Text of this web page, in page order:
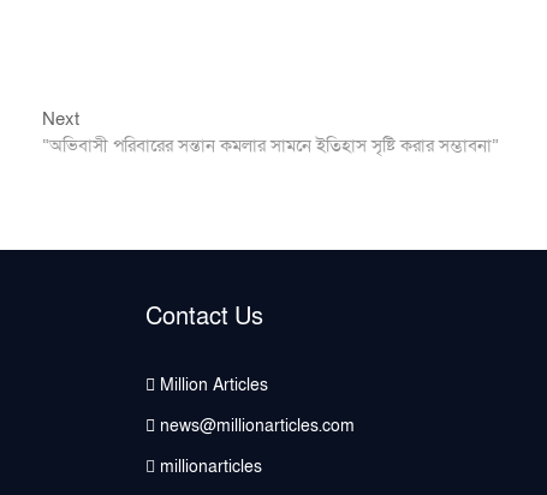
NextNext
post:
“অভিবাসী পরিবারের সন্তান কমলার সামনে ইতিহাস সৃষ্টি করার সম্ভাবনা”
Contact Us
Million Articles
news@millionarticles.com
millionarticles